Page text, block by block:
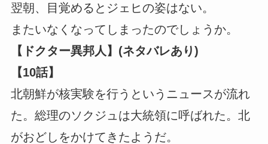
翌朝、目覚めるとジェヒの姿はない。
またいなくなってしまったのでしょうか。
【ドクター異邦人】(ネタバレあり)
【10話】
北朝鮮が核実験を行うというニュースが流れ
た。総理のソクジュは大統領に呼ばれた。北
がおどしをかけてきたようだ。